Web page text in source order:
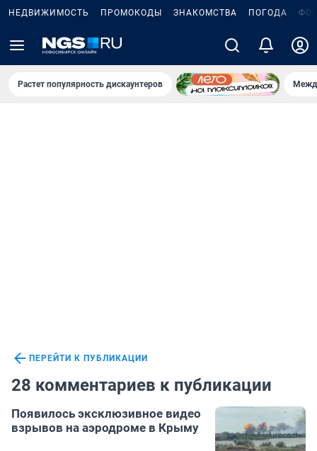
НЕДВИЖИМОСТЬ ПРОМОКОДЫ ЗНАКОМСТВА ПОГОДА
Растет популярность дискаунтеров
ПЕРЕЙТИ К ПУБЛИКАЦИИ
28 комментариев к публикации
Появилось эксклюзивное видео
взрывов на аэродроме в Крыму